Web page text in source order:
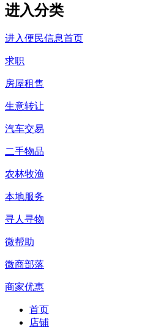
进入分类
进入便民信息首页
求职
房屋租售
生意转让
汽车交易
二手物品
农林牧渔
本地服务
寻人寻物
微帮助
微商部落
商家优惠
首页
店铺